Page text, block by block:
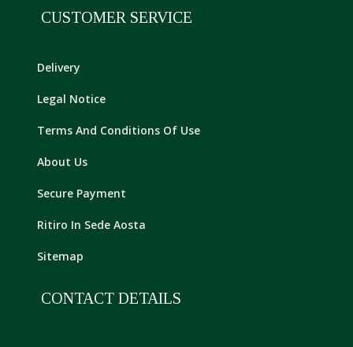
CUSTOMER SERVICE
Delivery
Legal Notice
Terms And Conditions Of Use
About Us
Secure Payment
Ritiro In Sede Aosta
Sitemap
CONTACT DETAILS